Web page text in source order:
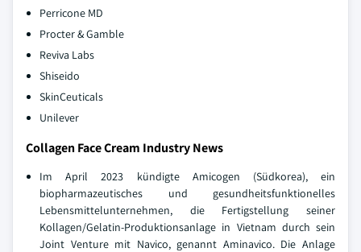
Perricone MD
Procter & Gamble
Reviva Labs
Shiseido
SkinCeuticals
Unilever
Collagen Face Cream Industry News
Im April 2023 kündigte Amicogen (Südkorea), ein
biopharmazeutisches und gesundheitsfunktionelles
Lebensmittelunternehmen, die Fertigstellung seiner
Kollagen/Gelatin-Produktionsanlage in Vietnam durch sein
Joint Venture mit Navico, genannt Aminavico. Die Anlage